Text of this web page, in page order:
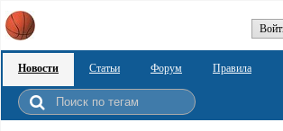
Новости Статьи Форум Правила